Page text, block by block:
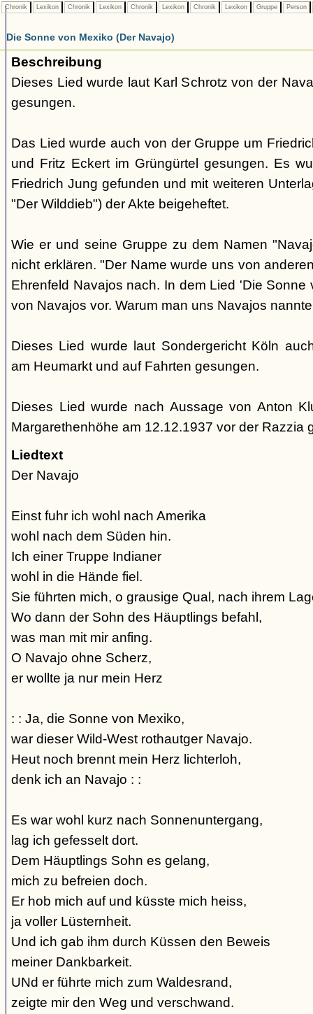
Chronik Lexikon Chronik Lexikon Chronik Lexikon Chronik Lexikon Gruppe Person
Die Sonne von Mexiko (Der Navajo)
Beschreibung
Dieses Lied wurde laut Karl Schrotz von der
gesungen.
Das Lied wurde auch von der Gruppe um
und Fritz Eckert im Grüngürtel gesungen. Es
Friedrich Jung gefunden und mit weiteren
"Der Wilddieb") der Akte beigeheftet.
Wie er und seine Gruppe zu dem Namen
nicht erklären. "Der Name wurde uns von
Ehrenfeld Navajos nach. In dem Lied 'Die Sonne
von Navajos vor. Warum man uns Navajos
Dieses Lied wurde laut Sondergericht Köln
am Heumarkt und auf Fahrten gesungen.
Dieses Lied wurde nach Aussage von Anton
Margarethenhöhe am 12.12.1937 vor der Razzia
Liedtext
Der Navajo
Einst fuhr ich wohl nach Amerika
wohl nach dem Süden hin.
Ich einer Truppe Indianer
wohl in die Hände fiel.
Sie führten mich, o grausige Qual, nach ihrem
Wo dann der Sohn des Häuptlings befahl,
was man mit mir anfing.
O Navajo ohne Scherz,
er wollte ja nur mein Herz
: : Ja, die Sonne von Mexiko,
war dieser Wild-West rothautger Navajo.
Heut noch brennt mein Herz lichterloh,
denk ich an Navajo : :
Es war wohl kurz nach Sonnenuntergang,
lag ich gefesselt dort.
Dem Häuptlings Sohn es gelang,
mich zu befreien doch.
Er hob mich auf und küsste mich heiss,
ja voller Lüsternheit.
Und ich gab ihm durch Küssen den Beweis
meiner Dankbarkeit.
UNd er führte mich zum Waldesrand,
zeigte mir den Weg und verschwand.